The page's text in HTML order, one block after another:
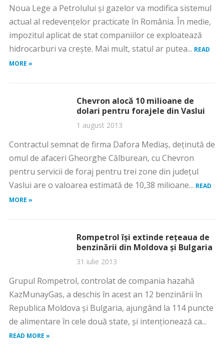
Noua Lege a Petrolului şi gazelor va modifica sistemul
actual al redevenţelor practicate în România. În medie,
impozitul aplicat de stat companiilor ce exploatează
hidrocarburi va creşte. Mai mult, statul ar putea... READ
MORE »
Chevron alocă 10 milioane de
dolari pentru forajele din Vaslui
1 august 2013
Contractul semnat de firma Dafora Mediaş, deţinută de
omul de afaceri Gheorghe Călburean, cu Chevron
pentru servicii de foraj pentru trei zone din judeţul
Vaslui are o valoarea estimată de 10,38 milioane... READ
MORE »
Rompetrol îşi extinde reţeaua de
benzinării din Moldova şi Bulgaria
31 iulie 2013
Grupul Rompetrol, controlat de compania hazahă
KazMunayGas, a deschis în acest an 12 benzinării în
Republica Moldova şi Bulgaria, ajungând la 114 puncte
de alimentare în cele două state, şi intenţionează ca...
READ MORE »